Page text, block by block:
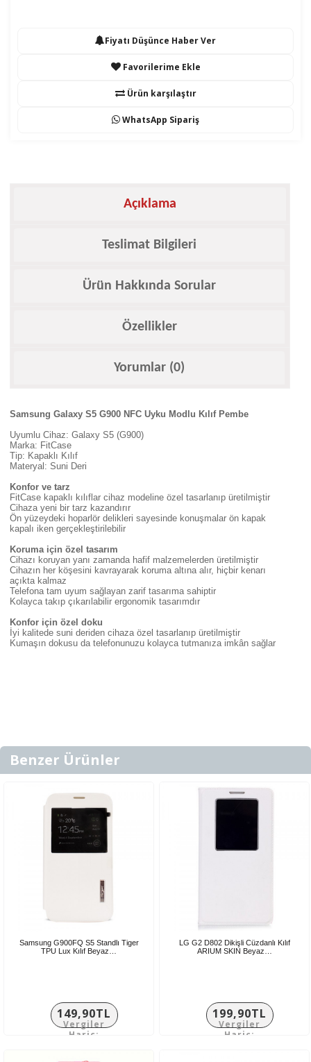
Fiyatı Düşünce Haber Ver
Favorilerime Ekle
Ürün karşılaştır
WhatsApp Sipariş
Açıklama
Teslimat Bilgileri
Ürün Hakkında Sorular
Özellikler
Yorumlar (0)
Samsung Galaxy S5 G900 NFC Uyku Modlu Kılıf Pembe
Uyumlu Cihaz: Galaxy S5 (G900)
Marka: FitCase
Tip: Kapaklı Kılıf
Materyal: Suni Deri
Konfor ve tarz
FitCase kapaklı kılıflar cihaz modeline özel tasarlanıp üretilmiştir
Cihaza yeni bir tarz kazandırır
Ön yüzeydeki hoparlör delikleri sayesinde konuşmalar ön kapak
kapalı iken gerçekleştirilebilir
Koruma için özel tasarım
Cihazı koruyan yanı zamanda hafif malzemelerden üretilmiştir
Cihazın her köşesini kavrayarak koruma altına alır, hiçbir kenarı
açıkta kalmaz
Telefona tam uyum sağlayan zarif tasarıma sahiptir
Kolayca takıp çıkarılabilir ergonomik tasarımdır
Konfor için özel doku
İyi kalitede suni deriden cihaza özel tasarlanıp üretilmiştir
Kumaşın dokusu da telefonunuzu kolayca tutmanıza imkân sağlar
Benzer Ürünler
Samsung G900FQ S5 Standlı Tiger
TPU Lux Kılıf Beyaz…
149,90TL
Vergiler
Hariç:
LG G2 D802 Dikişli Cüzdanlı Kılıf
ARIUM SKIN Beyaz…
199,90TL
Vergiler
Hariç: